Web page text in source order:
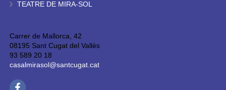
TEATRE DE MIRA-SOL
Carrer de Mallorca, 42
08195 Sant Cugat del Vallès
93 589 20 18
casalmirasol@santcugat.cat